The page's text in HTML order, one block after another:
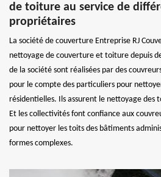
de toiture au service de
propriétaires
La société de couverture Entreprise RJ
nettoyage de couverture et toiture depuis
de la société sont réalisées par des
pour le compte des particuliers pour
résidentielles. Ils assurent le nettoyage des
Et les collectivités font confiance aux
pour nettoyer les toits des bâtiments
formes complexes.